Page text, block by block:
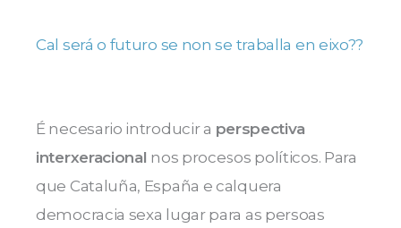
Cal será o futuro se non se traballa en eixo??
É necesario introducir a perspectiva
interxeracional nos procesos políticos. Para
que Cataluña, España e calquera
democracia sexa lugar para as persoas